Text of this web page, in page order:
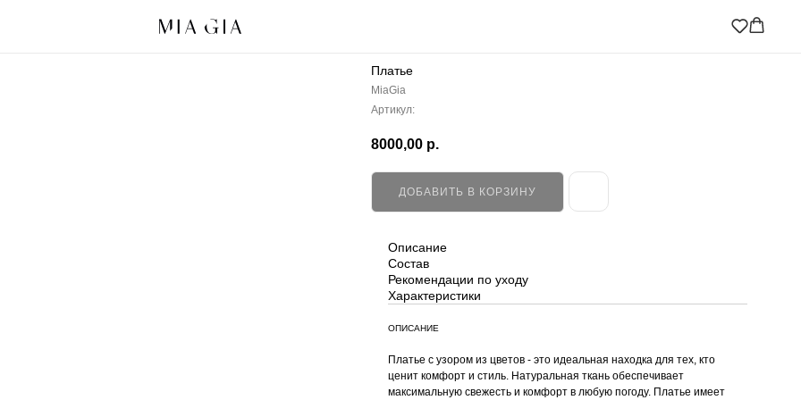
Платье
MiaGia
Артикул:
8000,00 р.
ДОБАВИТЬ В КОРЗИНУ
Описание
Состав
Рекомендации по уходу
Характеристики
ОПИСАНИЕ
Платье с узором из цветов - это идеальная находка для тех, кто
ценит комфорт и стиль. Натуральная ткань обеспечивает
максимальную свежесть и комфорт в любую погоду. Платье имеет